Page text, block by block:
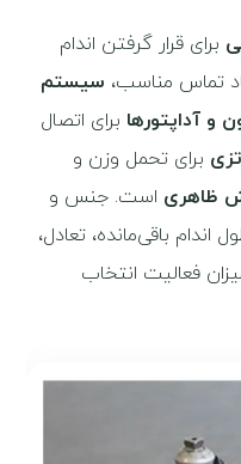
برای قرار گرفتن اندام
تماس مناسب، سیستم
و آداپتورها برای اتصال
برای تحمل وزن و
ظاهری است. جنس و
باقی‌مانده، تعادل،
فعالیت انتخاب